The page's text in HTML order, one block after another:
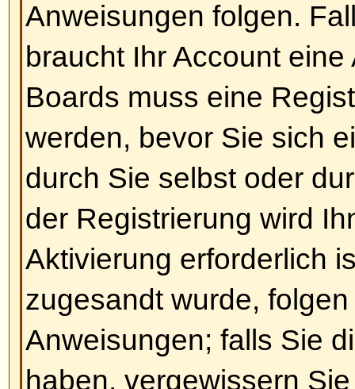
Link, um sie zu ändern (der Link
am oberen Bildschirmrand
vom verwendeten Style ab).
Einstellungen ändern
Nach oben
Die Zeiten stimmen nicht!
Die Zeiten stimmen
haben Sie nur die Zeitzone
Falls dem so ist, sollten Sie die
Profils überprüfen, um die
zutreffend ist, zu wählen. Bitte
die Zeitzone nur wechseln